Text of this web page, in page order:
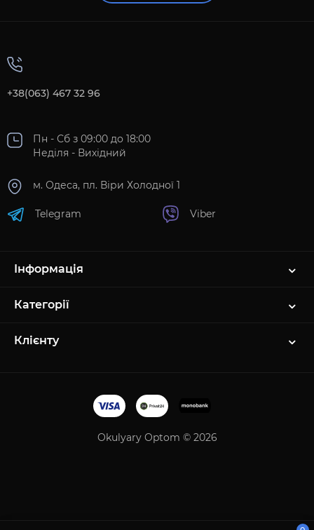
+38(063) 467 32 96
Пн - Сб з 09:00 до 18:00
Неділя - Вихідний
м. Одеса, пл. Віри Холодної 1
Telegram Viber
Інформація
Категорії
Клієнту
Okulyary Optom © 2026